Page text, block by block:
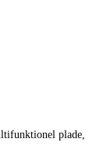
plade,